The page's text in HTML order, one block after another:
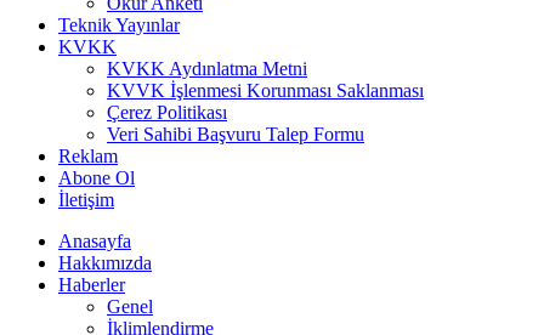
Teknik Yayınlar
KVKK
KVKK Aydınlatma Metni
KVVK İşlenmesi Korunması Saklanması
Çerez Politikası
Veri Sahibi Başvuru Talep Formu
Reklam
Abone Ol
İletişim
Anasayfa
Hakkımızda
Haberler
Genel
İklimlendirme